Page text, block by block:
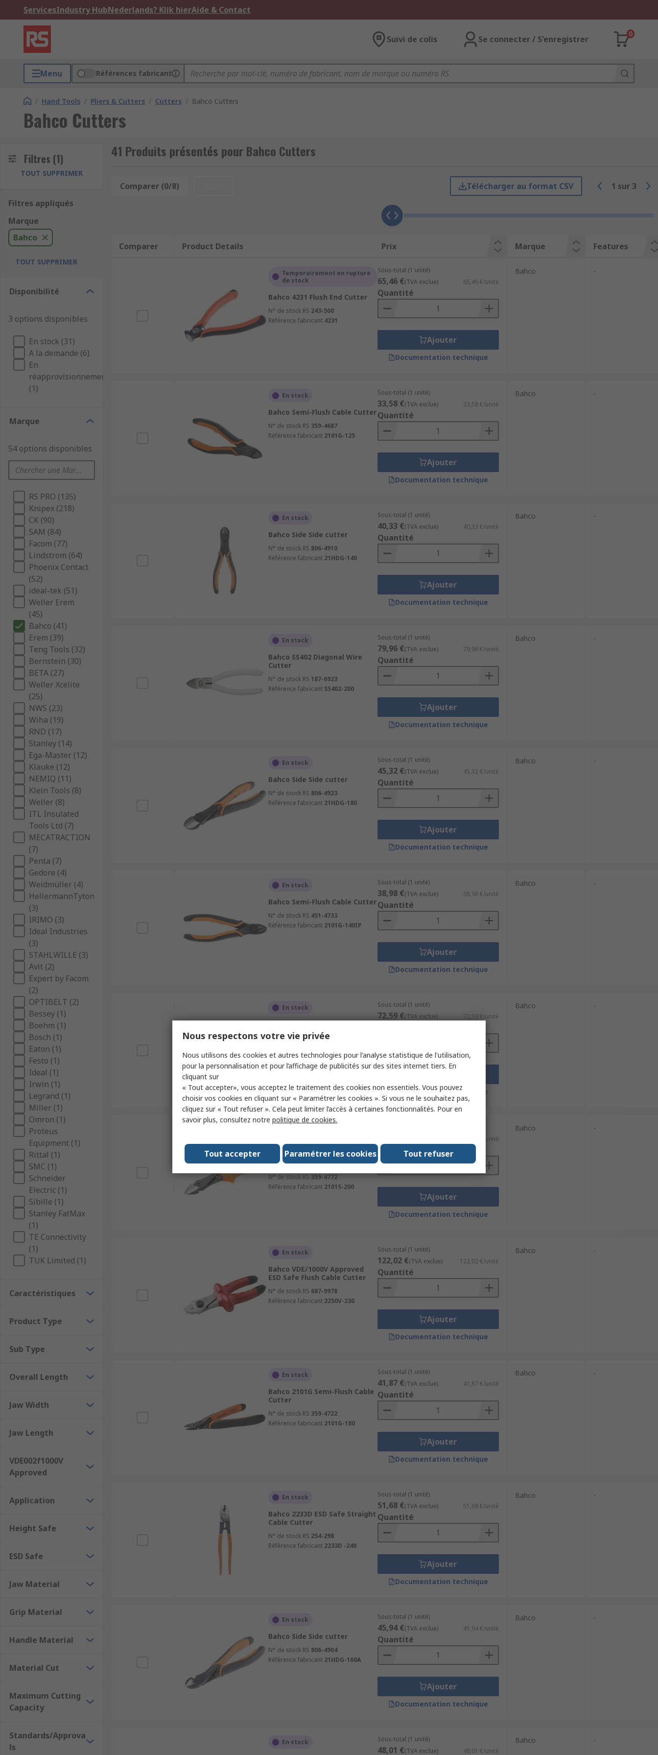
ServicesIndustry HubNederlands? Klik hierAide & Contact
Suivi de colis Se connecter / S'enregistrer
0
Menu Références fabricant
/ Hand Tools / Pliers & Cutters / Cutters / Bahco Cutters
Bahco Cutters
Filtres (1)
TOUT SUPPRIMER
Filtres appliqués
Marque
Bahco
TOUT SUPPRIMER
Disponibilité
3 options disponibles
En stock (31)
A la demande (6)
En
réapprovisionnement
(1)
Marque
54 options disponibles
RS PRO (135)
Knipex (218)
CK (90)
SAM (84)
Facom (77)
Lindstrom (64)
Phoenix Contact
(52)
ideal-tek (51)
Weller Erem
(45)
Bahco (41)
Erem (39)
Teng Tools (32)
Bernstein (30)
BETA (27)
Weller Xcelite
(25)
NWS (23)
Wiha (19)
RND (17)
Stanley (14)
Ega-Master (12)
Klauke (12)
NEMIQ (11)
Klein Tools (8)
Weller (8)
ITL Insulated
Tools Ltd (7)
MECATRACTION
(7)
Penta (7)
Gedore (4)
Weidmüller (4)
HellermannTyton
(3)
IRIMO (3)
Ideal Industries
(3)
STAHLWILLE (3)
Avit (2)
Expert by Facom
(2)
OPTIBELT (2)
Bessey (1)
Boehm (1)
Bosch (1)
Eaton (1)
Festo (1)
Ideal (1)
Irwin (1)
Legrand (1)
Miller (1)
Omron (1)
Proteus
Equipment (1)
Rittal (1)
SMC (1)
Schneider
Electric (1)
Sibille (1)
Stanley FatMax
(1)
TE Connectivity
(1)
TUK Limited (1)
Caractéristiques
Product Type
Sub Type
Overall Length
Jaw Width
Jaw Length
VDE002f1000V
Approved
Application
Height Safe
ESD Safe
Jaw Material
Grip Material
Handle Material
Material Cut
Maximum Cutting
Capacity
Standards/Approva
ls
41 Produits présentés pour Bahco Cutters
Comparer (0/8) Télécharger au format CSV 1 sur 3
Comparer Product Details Prix Marque Features
Temporairement en rupture
de stock
Bahco 4231 Flush End Cutter
N° de stock RS 243-500
Référence fabricant 4231
Sous-total (1 unité)
65,46 €(TVA exclue) 65,46 €/unité
Quantité
Ajouter
Documentation technique
Bahco -
En stock
Bahco Semi-Flush Cable Cutter
N° de stock RS 359-4687
Référence fabricant 2101G-125
Sous-total (1 unité)
33,58 €(TVA exclue) 33,58 €/unité
Quantité
Ajouter
Documentation technique
Bahco -
En stock
Bahco Side Side cutter
N° de stock RS 806-4910
Référence fabricant 21HDG-140
Sous-total (1 unité)
40,33 €(TVA exclue) 40,33 €/unité
Quantité
Ajouter
Documentation technique
Bahco -
En stock
Bahco SS402 Diagonal Wire
Cutter
N° de stock RS 187-6923
Référence fabricant SS402-200
Sous-total (1 unité)
79,96 €(TVA exclue) 79,96 €/unité
Quantité
Ajouter
Documentation technique
Bahco -
En stock
Bahco Side Side cutter
N° de stock RS 806-4923
Référence fabricant 21HDG-180
Sous-total (1 unité)
45,32 €(TVA exclue) 45,32 €/unité
Quantité
Ajouter
Documentation technique
Bahco -
En stock
Bahco Semi-Flush Cable Cutter
N° de stock RS 451-4733
Référence fabricant 2101G-140IP
Sous-total (1 unité)
38,98 €(TVA exclue) 38,98 €/unité
Quantité
Ajouter
Documentation technique
Bahco -
En stock
Cutter
Référence fabricantSS402-160
Sous-total (1 unité)
72,59 €(TVA exclue) 72,59 €/unité
Documentation technique
Bahco -
Bahco 2101S VDE/1000V
Approved Semi-Flush Cable
Cutter
N° de stock RS 359-4772
Référence fabricant 2101S-200
57,70 €/unité
Quantité
Ajouter
Documentation technique
Bahco -
En stock
Bahco VDE/1000V Approved
ESD Safe Flush Cable Cutter
N° de stock RS 687-9978
Référence fabricant 2250V-230
Sous-total (1 unité)
122,02 €(TVA exclue) 122,02 €/unité
Quantité
Ajouter
Documentation technique
Bahco -
En stock
Bahco 2101G Semi-Flush Cable
Cutter
N° de stock RS 359-4722
Référence fabricant 2101G-180
Sous-total (1 unité)
41,87 €(TVA exclue) 41,87 €/unité
Quantité
Ajouter
Documentation technique
Bahco -
En stock
Bahco 2233D ESD Safe Straight
Cable Cutter
N° de stock RS 254-298
Référence fabricant 2233D -240
Sous-total (1 unité)
51,68 €(TVA exclue) 51,68 €/unité
Quantité
Ajouter
Documentation technique
Bahco -
En stock
Bahco Side Side cutter
N° de stock RS 806-4904
Référence fabricant 21HDG-160A
Sous-total (1 unité)
45,94 €(TVA exclue) 45,94 €/unité
Quantité
Ajouter
Documentation technique
Bahco -
En stock Sous-total (1 unité)
48,01 €(TVA exclue) 48,01 €/unité
Bahco -
Nous respectons votre vie privée
Nous utilisons des cookies et autres technologies pour l'analyse statistique de l'utilisation,
pour la personnalisation et pour l’affichage de publicités sur des sites internet tiers. En
cliquant sur
« Tout accepter», vous acceptez le traitement des cookies non essentiels. Vous pouvez
choisir vos cookies en cliquant sur « Paramétrer les cookies ». Si vous ne le souhaitez pas,
cliquez sur « Tout refuser ». Cela peut limiter l’accès à certaines fonctionnalités. Pour en
savoir plus, consultez notre politique de cookies.
Tout accepter Paramétrer les cookies Tout refuser